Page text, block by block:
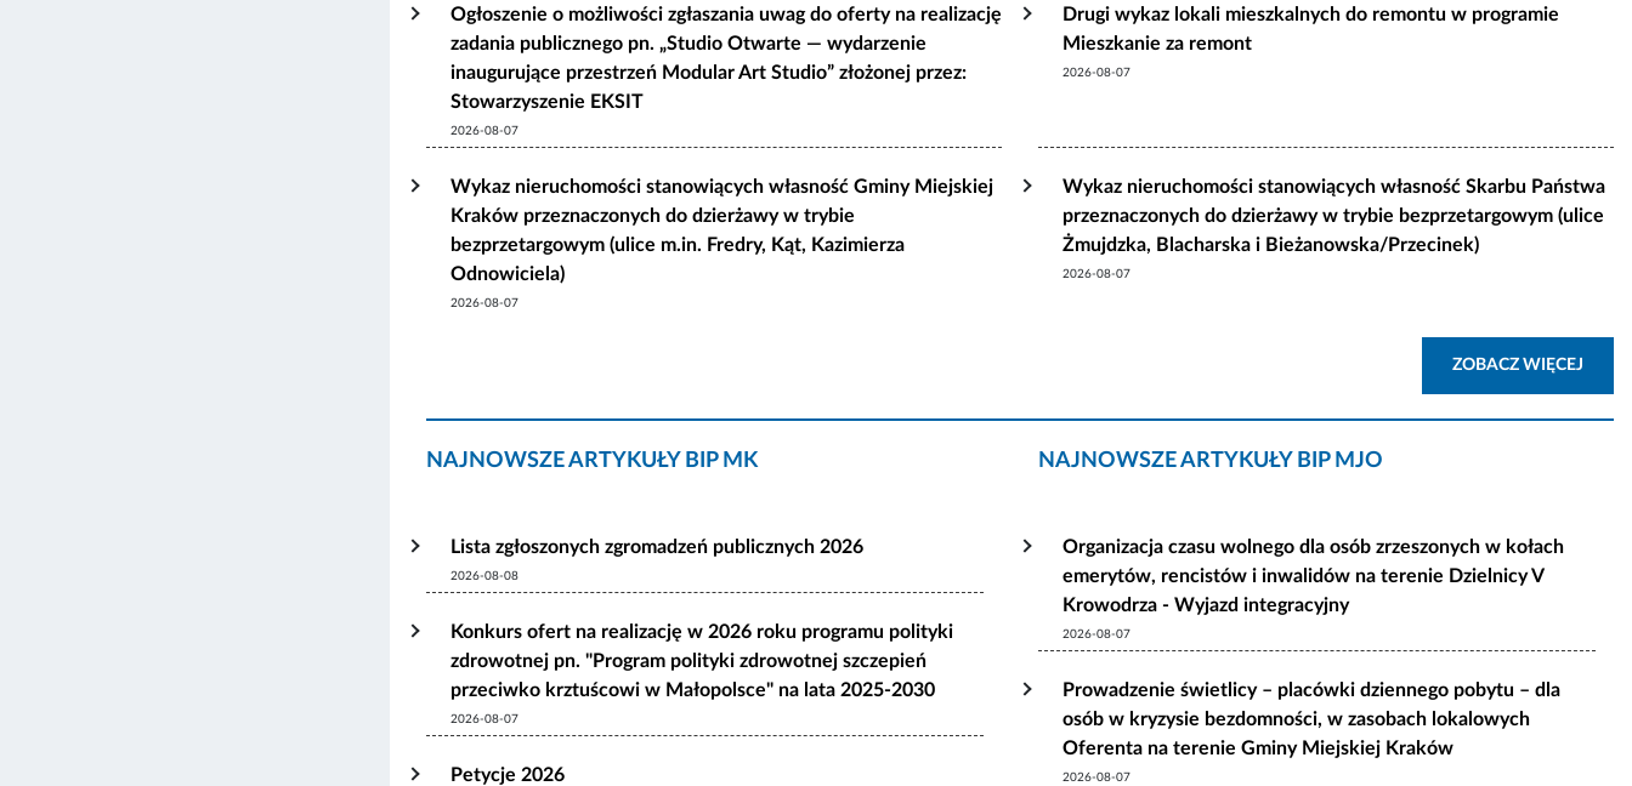
Ogłoszenie o możliwości zgłaszania uwag do oferty na realizację
zadania publicznego pn. „Studio Otwarte — wydarzenie
inaugurujące przestrzeń Modular Art Studio” złożonej przez:
Stowarzyszenie EKSIT
2026-08-07
Drugi wykaz lokali mieszkalnych do remontu w programie
Mieszkanie za remont
2026-08-07
Wykaz nieruchomości stanowiących własność Gminy Miejskiej
Kraków przeznaczonych do dzierżawy w trybie
bezprzetargowym (ulice m.in. Fredry, Kąt, Kazimierza
Odnowiciela)
2026-08-07
Wykaz nieruchomości stanowiących własność Skarbu Państwa
przeznaczonych do dzierżawy w trybie bezprzetargowym (ulice
Żmujdzka, Blacharska i Bieżanowska/Przecinek)
2026-08-07
ZOBACZ WIĘCEJ
NAJNOWSZE ARTYKUŁY BIP MK
Lista zgłoszonych zgromadzeń publicznych 2026
2026-08-08
Konkurs ofert na realizację w 2026 roku programu polityki
zdrowotnej pn. "Program polityki zdrowotnej szczepień
przeciwko krztuścowi w Małopolsce" na lata 2025-2030
2026-08-07
Petycje 2026
NAJNOWSZE ARTYKUŁY BIP MJO
Organizacja czasu wolnego dla osób zrzeszonych w kołach
emerytów, rencistów i inwalidów na terenie Dzielnicy V
Krowodrza - Wyjazd integracyjny
2026-08-07
Prowadzenie świetlicy – placówki dziennego pobytu – dla
osób w kryzysie bezdomności, w zasobach lokalowych
Oferenta na terenie Gminy Miejskiej Kraków
2026-08-07